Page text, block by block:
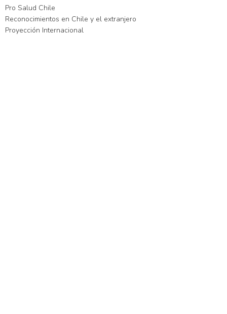
Pro Salud Chile
Reconocimientos en Chile y el extranjero
Proyección Internacional